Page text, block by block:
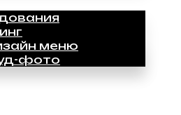
меню
фото